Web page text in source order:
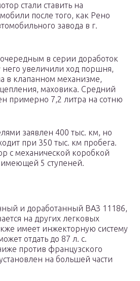
стали ставить на
после того, как Рено
завода в г.
очередным в серии доработок
него увеличили ход поршня,
в клапанном механизме,
маховика. Средний
примерно 7,2 литра на сотню
заявлен 400 тыс. км, но
при 350 тыс. км пробега.
с механической коробкой
5 ступеней.
и доработанный ВАЗ 11186,
на других легковых
имеет инжекторную систему
отдать до 87 л. с.
против французского
на большей части